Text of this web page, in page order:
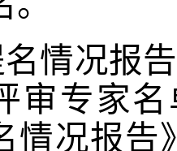
名情况报
审专家
情况报